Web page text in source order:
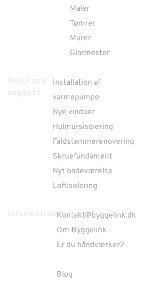
Maler
Tømrer
Murer
Glarmester
Installation af
varmepumpe
Nye vinduer
Hulmursisolering
Faldstammerenovering
Skruefundament
Nyt badeværelse
Loftisolering
Kontakt@byggelink.dk
Om Byggelink
Er du håndværker?
Blog